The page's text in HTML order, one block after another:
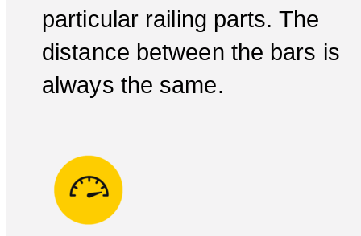
particular railing parts. The
distance between the bars is
always the same.